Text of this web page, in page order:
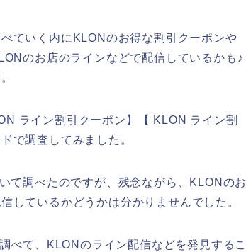
ていく内にKLONのお得な割引クーポンや
のお店のラインなどで配信しているかも♪
ライン割引クーポン】【 KLON ライン割
で調査してみました。
て調べたのですが、残念ながら、KLONのお
しているかどうかは分かりませんでした。
べて、KLONのライン配信などを発見するこ